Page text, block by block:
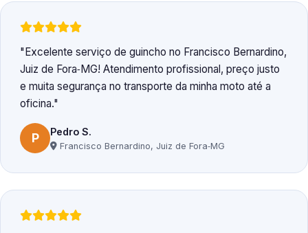
Excelente serviço de guincho no Francisco Bernardino,
Juiz de Fora‑MG! Atendimento profissional, preço justo
e muita segurança no transporte da minha moto até a
oficina.
P Pedro S.
Francisco Bernardino, Juiz de Fora‑MG